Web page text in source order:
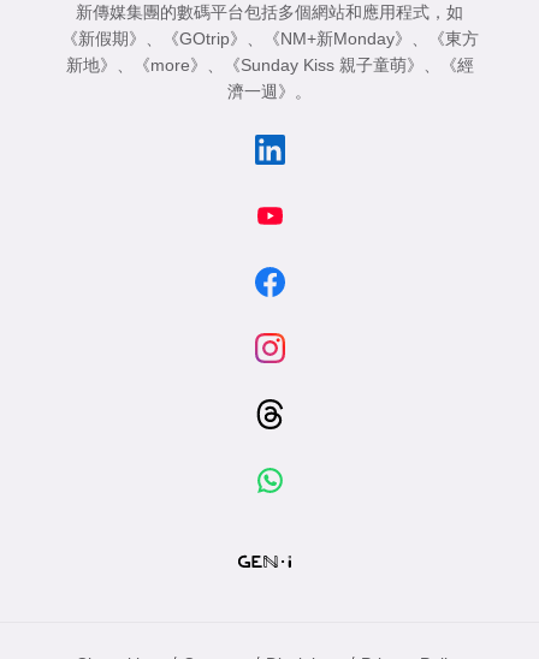
新傳媒集團的數碼平台包括多個網站和應用程式，如
《新假期》
《GOtrip》 《NM+新Monday》
《東方
新地》
《more》 《Sunday Kiss 親子童萌》
《經
濟一週》
。